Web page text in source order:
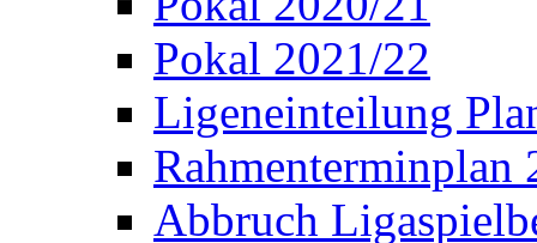
Pokal 2021/22
Ligeneinteilung
Rahmenterminplan
Abbruch